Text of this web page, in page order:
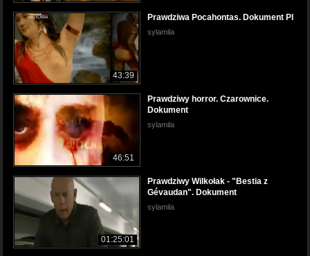
43:39
Prawdziwa Pocahontas. Dokument Pl
sylamila
46:51
Prawdziwy horror. Czarownice.
Dokument
sylamila
01:25:01
Prawdziwy Wilkołak - "Bestia z
Gévaudan". Dokument
sylamila